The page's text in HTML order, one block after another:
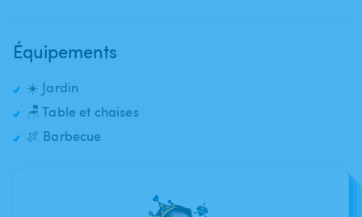
Équipements
☀️ Jardin
🪑 Table et chaises
🍖 Barbecue